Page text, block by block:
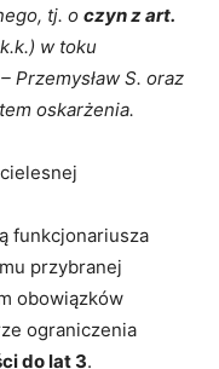
tj. o czyn z art.
w toku
Przemysław S. oraz
oskarżenia.
funkcjonariusza
przybranej
obowiązków
ograniczenia
do lat 3.